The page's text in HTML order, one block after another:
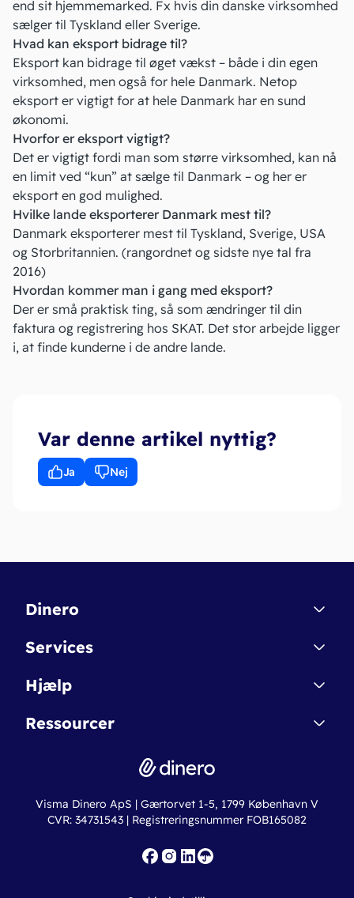
end sit hjemmemarked. Fx hvis din danske virksomhed
sælger til Tyskland eller Sverige.
Hvad kan eksport bidrage til?
Eksport kan bidrage til øget vækst – både i din egen
virksomhed, men også for hele Danmark. Netop
eksport er vigtigt for at hele Danmark har en sund
økonomi.
Hvorfor er eksport vigtigt?
Det er vigtigt fordi man som større virksomhed, kan nå
en limit ved “kun” at sælge til Danmark – og her er
eksport en god mulighed.
Hvilke lande eksporterer Danmark mest til?
Danmark eksporterer mest til Tyskland, Sverige, USA
og Storbritannien. (rangordnet og sidste nye tal fra
2016)
Hvordan kommer man i gang med eksport?
Der er små praktisk ting, så som ændringer til din
faktura og registrering hos SKAT. Det stor arbejde ligger
i, at finde kunderne i de andre lande.
Var denne artikel nyttig?
Ja Nej
Dinero
Kontakt
Betingelser & Sikkerhed
Nye funktioner
Services
Dinero Starter
Dinero Pro
Erhvervslån
Fakturaskabeloner
Hjælp
Regnskabsordbogen
Online regnskabskurser
Ressourcer
Ny virksomhed
Iværksætterlegat
Visma Dinero ApS | Gærtorvet 1-5, 1799 København V
CVR: 34731543 | Registreringsnummer FOB165082